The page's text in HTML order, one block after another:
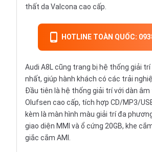
thất da Valcona cao cấp.
HOTLINE TOÀN QUỐC:
Audi A8L cũng trang bị hệ thống giải
nhất, giúp hành khách có các trải
Đầu tiên là hệ thống giải trí với dàn âm
Olufsen cao cấp, tích hợp CD/MP3/
kèm là màn hình màu giải trí đa
giao diện MMI và ổ cứng 20GB, khe
giắc cắm AMI.